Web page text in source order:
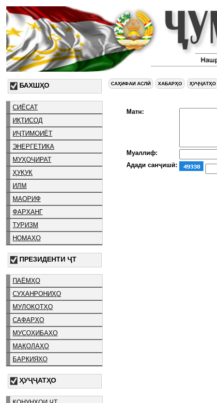
БАХШҲО
СИЁСАТ
ИҚТИСОД
ИҶТИМОИЁТ
ЭНЕРГЕТИКА
МУҲОҶИРАТ
ҲУҚУҚ
ИЛМ
МАОРИФ
ФАРҲАНГ
ТУРИЗМ
НОМАҲО
ПРЕЗИДЕНТИ ҶТ
ПАЁМҲО
СУХАНРОНИҲО
МУЛОҚОТҲО
САФАРҲО
МУСОҲИБАҲО
МАҚОЛАҲО
БАРҚИЯҲО
ҲУҶҶАТҲО
САҲИФАИ АСЛӢ ХАБАРҲО ҲУҶҶАТҲО
Матн:
Муаллиф:
Адади санҷишӣ: